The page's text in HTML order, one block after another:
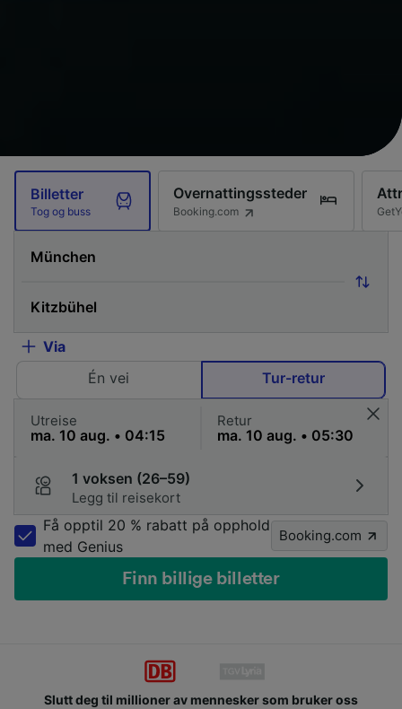
Billetter
Tog og buss
Overnattingssteder
Booking.com
Via
Én vei
Tur-retur
Utreise Retur
1 voksen (26–59)
Legg til reisekort
Få opptil 20 % rabatt på opphold
med Genius
Booking.com
Finn billige billetter
Slutt deg til millioner av mennesker som bruker oss